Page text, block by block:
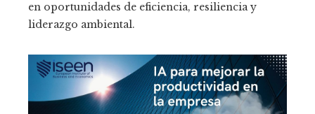
en oportunidades de eficiencia, resiliencia y
liderazgo ambiental.